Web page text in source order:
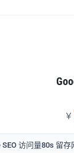
￥
SEO 访问量80s 留